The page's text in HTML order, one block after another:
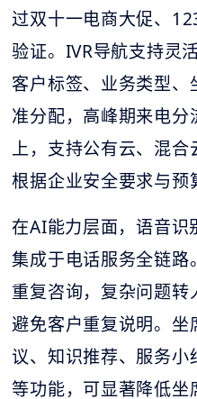
过双十一电商大促、
验证。IVR导航支持灵
客户标签、业务类型
准分配，高峰期来电
上，支持公有云、混
根据企业安全要求与预
在AI能力层面，语音识
集成于电话服务全链
重复咨询，复杂问题转
避免客户重复说明。坐
议、知识推荐、服务
等功能，可显著降低